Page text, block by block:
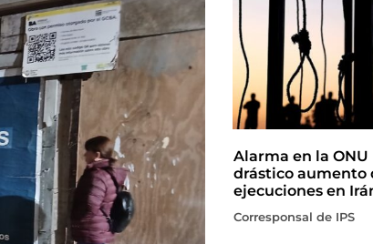
Alarma en la ONU
drástico aumento
ejecuciones en
Corresponsal de IPS